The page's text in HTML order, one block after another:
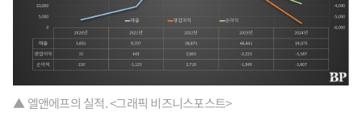
▲ 엘앤에프의 실적. <그래픽 비즈니스포스트>